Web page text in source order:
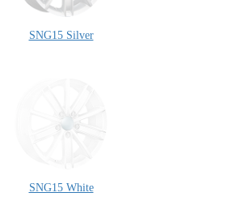
SNG15 Silver
SNG15 White